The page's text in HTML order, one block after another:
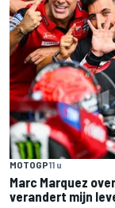
MOTOGP11 u
Marc Marquez
verandert mijn